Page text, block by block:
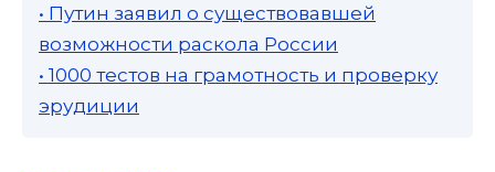
• Путин заявил о существовавшей
возможности раскола России
• 1000 тестов на грамотность и проверку
эрудиции